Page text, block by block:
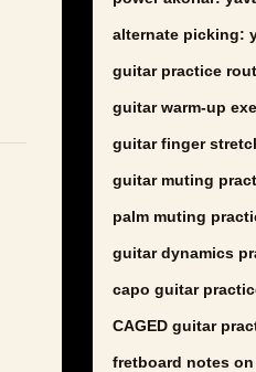
alternate picking:
guitar practice
guitar warm-up
guitar finger
guitar muting
palm muting
guitar dynamics
capo guitar
CAGED guitar
fretboard notes on